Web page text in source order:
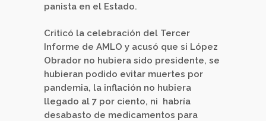
panista en el Estado.
Criticó la celebración del Tercer
Informe de AMLO y acusó que si López
Obrador no hubiera sido presidente, se
hubieran podido evitar muertes por
pandemia, la inflación no hubiera
llegado al 7 por ciento, ni habría
desabasto de medicamentos para